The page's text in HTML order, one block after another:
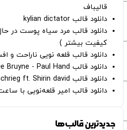
قالیباف
دانلود قالب kylian dictator
کیفیت بیشتر )
دانلود قالب قلعه نویی ناراحت و
دانلود قالب Oh Kevin De Bruyne - Paul Hand
دانلود قالب Gut Genug - kitschrieg ft. Shirin david
دانلود قالب امیر قلعه‌نویی با
جدیدترین قالب‌ها